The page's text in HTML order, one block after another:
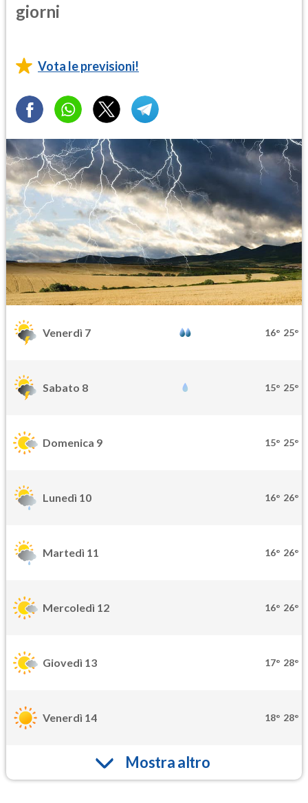
giorni
Vota le previsioni!
Venerdì 7 16° 25°
Sabato 8 15° 25°
Domenica 9 15° 25°
Lunedì 10 16° 26°
Martedì 11 16° 26°
Mercoledì 12 16° 26°
Giovedì 13 17° 28°
Venerdì 14 18° 28°
Mostra altro